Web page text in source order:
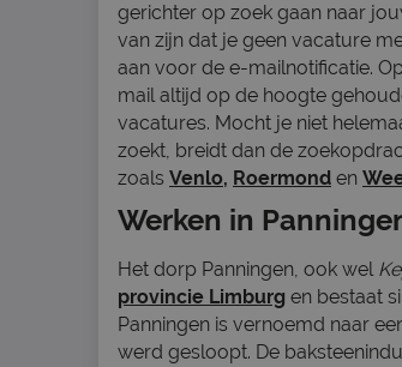
gerichter op zoek gaan naar
van zijn dat je geen vacature
aan voor de e-mailnotificatie.
mail altijd op de hoogte
vacatures. Mocht je niet
zoekt, breidt dan de
zoals Venlo, Roermond en
Werken in
Het dorp Panningen, ook wel
provincie Limburg en bestaat
Panningen is vernoemd naar
werd gesloopt. De